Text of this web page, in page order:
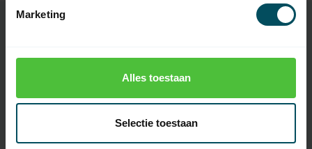
Marketing
Alles toestaan
Selectie toestaan
Specificaties
Artikelnummer 2225